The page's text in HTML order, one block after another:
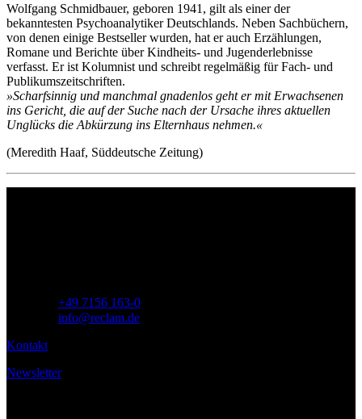
Wolfgang Schmidbauer, geboren 1941, gilt als einer der
bekanntesten Psychoanalytiker Deutschlands. Neben Sachbüchern,
von denen einige Bestseller wurden, hat er auch Erzählungen,
Romane und Berichte über Kindheits- und Jugenderlebnisse
verfasst. Er ist Kolumnist und schreibt regelmäßig für Fach- und
Publikumszeitschriften.
»Scharfsinnig und manchmal gnadenlos geht er mit Erwachsenen
ins Gericht, die auf der Suche nach der Ursache ihres aktuellen
Unglücks die Abkürzung ins Elternhaus nehmen.«
(Meredith Haaf, Süddeutsche Zeitung)
+49 7156 163-0
info@reclam.de
Kontakt
Newsletter